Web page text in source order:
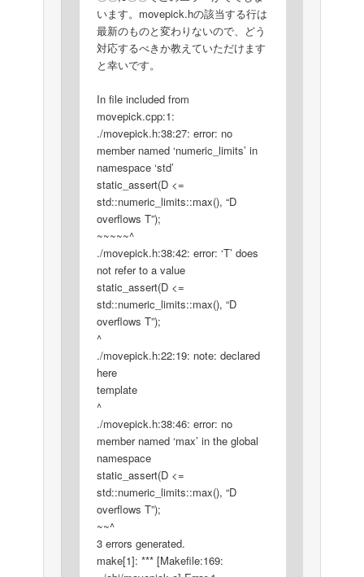
います。movepick.hの該当する行は
最新のものと変わりないので、どう
対応するべきか教えていただけます
と幸いです。
In file included from
movepick.cpp:1:
./movepick.h:38:27: error: no
member named ‘numeric_limits’ in
namespace ‘std’
static_assert(D <=
std::numeric_limits::max(), “D
overflows T”);
~~~~~^
./movepick.h:38:42: error: ‘T’ does
not refer to a value
static_assert(D <=
std::numeric_limits::max(), “D
overflows T”);
^
./movepick.h:22:19: note: declared
here
template
^
./movepick.h:38:46: error: no
member named ‘max’ in the global
namespace
static_assert(D <=
std::numeric_limits::max(), “D
overflows T”);
~~^
3 errors generated.
make[1]: *** [Makefile:169: